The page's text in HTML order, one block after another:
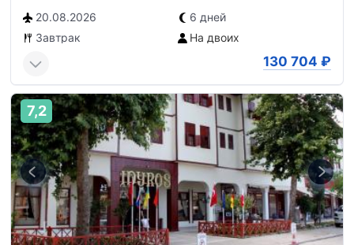
20.08.2026
6 дней
Завтрак
На двоих
130 704 ₽
7,2